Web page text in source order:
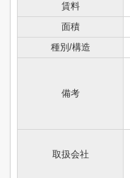
賃料
面積
種別/構造
備考
取扱会社